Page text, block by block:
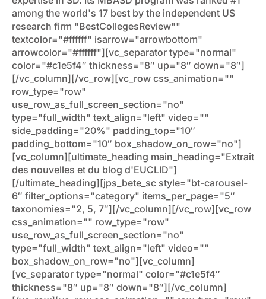
among the world's 17 best by the independent US
research firm "BestCollegesReview""
textcolor="#ffffff" isarrow="arrowbottom"
arrowcolor="#ffffff"][vc_separator type="normal"
color="#c1e5f4″ thickness="8″ up="8″ down="8″]
[/vc_column][/vc_row][vc_row css_animation=""
row_type="row"
use_row_as_full_screen_section="no"
type="full_width" text_align="left" video=""
side_padding="20%" padding_top="10″
padding_bottom="10″ box_shadow_on_row="no"]
[vc_column][ultimate_heading main_heading="Extrait
des nouvelles et du blog d'EUCLID"]
[/ultimate_heading][jps_bete_sc style="bt-carousel-
6″ filter_options="category" items_per_page="5″
taxonomies="2, 5, 7″][/vc_column][/vc_row][vc_row
css_animation="" row_type="row"
use_row_as_full_screen_section="no"
type="full_width" text_align="left" video=""
box_shadow_on_row="no"][vc_column]
[vc_separator type="normal" color="#c1e5f4″
thickness="8″ up="8″ down="8″][/vc_column]